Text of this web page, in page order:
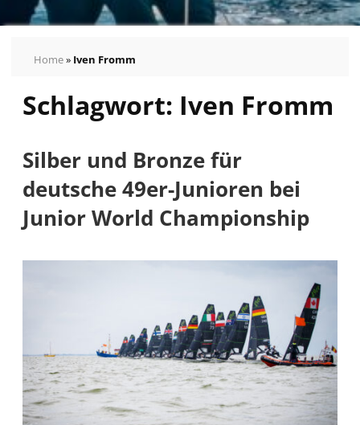
Home» Iven Fromm
Schlagwort: Iven Fromm
Silber und Bronze für
deutsche 49er-Junioren bei
Junior World Championship